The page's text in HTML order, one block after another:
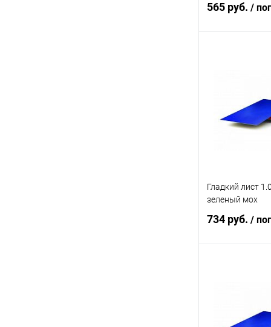
565 руб. /
В избранное
Гладкий лист
зеленый мох
734 руб. /
В избранное